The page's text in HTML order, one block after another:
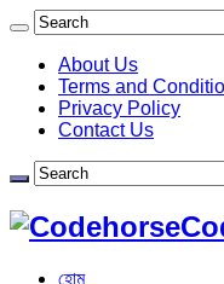
About Us
Terms and
Privacy Policy
Contact Us
হোম